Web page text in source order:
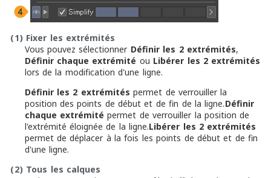
(1) Fixer les extrémités
Vous pouvez sélectionner Définir les 2 extrémités,
Définir chaque extrémité ou Libérer les 2 extrémités
lors de la modification d'une ligne.
Définir les 2 extrémités permet de verrouiller la
position des points de début et de fin de la ligne.Définir
chaque extrémité permet de verrouiller la position de
l'extrémité éloignée de la ligne.Libérer les 2 extrémités
permet de déplacer à la fois les points de début et de fin
d'une ligne.
(2) Tous les calques